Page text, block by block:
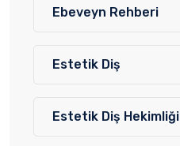
Ebeveyn Rehberi
Estetik Diş
Estetik Diş Hekimliği